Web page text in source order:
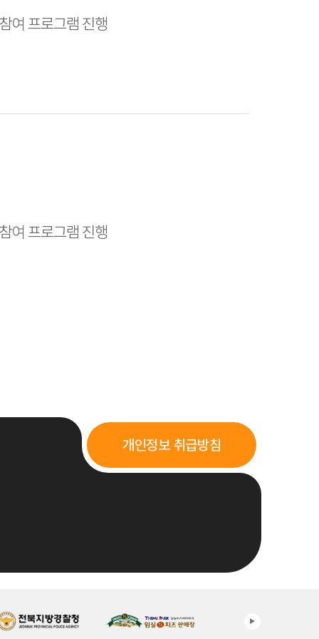
여 프로그램 진행
여 프로그램 진행
개인정보 취급방침